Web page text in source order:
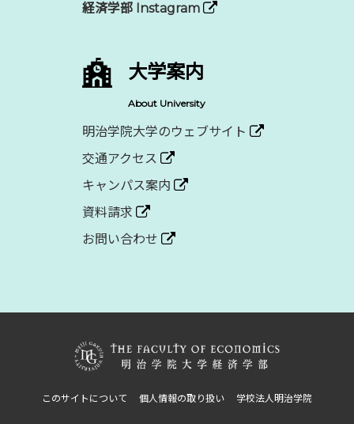
経済学部 Instagram
大学案内
About University
明治学院大学のウェブサイト
交通アクセス
キャンパス案内
資料請求
お問い合わせ
このサイトについて 個人情報の取り扱い 学校法人明治学院